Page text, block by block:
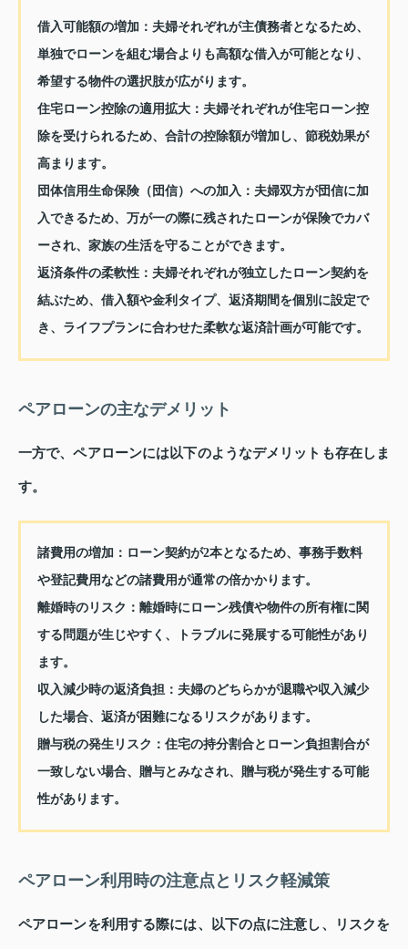
借入可能額の増加： 夫婦それぞれが主債務者となるため、
単独でローンを組む場合よりも高額な借入が可能となり、
希望する物件の選択肢が広がります。
住宅ローン控除の適用拡大： 夫婦それぞれが住宅ローン控
除を受けられるため、合計の控除額が増加し、節税効果が
高まります。
団体信用生命保険（団信）への加入： 夫婦双方が団信に加
入できるため、万が一の際に残されたローンが保険でカバ
ーされ、家族の生活を守ることができます。
返済条件の柔軟性： 夫婦それぞれが独立したローン契約を
結ぶため、借入額や金利タイプ、返済期間を個別に設定で
き、ライフプランに合わせた柔軟な返済計画が可能です。
ペアローンの主なデメリット
一方で、ペアローンには以下のようなデメリットも存在しま
す。
諸費用の増加： ローン契約が2本となるため、事務手数料
や登記費用などの諸費用が通常の倍かかります。
離婚時のリスク： 離婚時にローン残債や物件の所有権に関
する問題が生じやすく、トラブルに発展する可能性があり
ます。
収入減少時の返済負担： 夫婦のどちらかが退職や収入減少
した場合、返済が困難になるリスクがあります。
贈与税の発生リスク： 住宅の持分割合とローン負担割合が
一致しない場合、贈与とみなされ、贈与税が発生する可能
性があります。
ペアローン利用時の注意点とリスク軽減策
ペアローンを利用する際には、以下の点に注意し、リスクを